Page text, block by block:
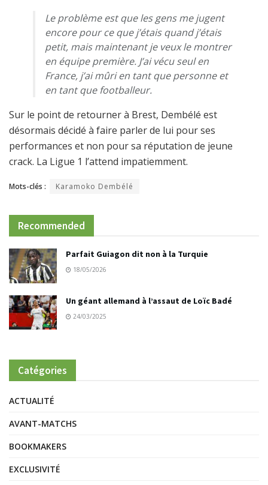
Le problème est que les gens me jugent
encore pour ce que j’étais quand j’étais
petit, mais maintenant je veux le montrer
en équipe première. J’ai vécu seul en
France, j’ai mûri en tant que personne et
en tant que footballeur.
Sur le point de retourner à Brest, Dembélé est
désormais décidé à faire parler de lui pour ses
performances et non pour sa réputation de jeune
crack. La Ligue 1 l’attend impatiemment.
Mots-clés : Karamoko Dembélé
Recommended
Parfait Guiagon dit non à la Turquie
18/05/2026
Un géant allemand à l’assaut de Loïc Badé
24/03/2025
Catégories
ACTUALITÉ
AVANT-MATCHS
BOOKMAKERS
EXCLUSIVITÉ